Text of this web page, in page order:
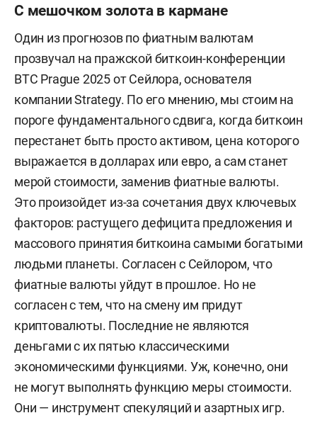
С мешочком золота в кармане
Один из прогнозов по фиатным валютам
прозвучал на пражской биткоин-конференции
BTC Prague 2025 от Сейлора, основателя
компании Strategy. По его мнению, мы стоим на
пороге фундаментального сдвига, когда биткоин
перестанет быть просто активом, цена которого
выражается в долларах или евро, а сам станет
мерой стоимости, заменив фиатные валюты.
Это произойдет из-за сочетания двух ключевых
факторов: растущего дефицита предложения и
массового принятия биткоина самыми богатыми
людьми планеты. Согласен с Сейлором, что
фиатные валюты уйдут в прошлое. Но не
согласен с тем, что на смену им придут
криптовалюты. Последние не являются
деньгами с их пятью классическими
экономическими функциями. Уж, конечно, они
не могут выполнять функцию меры стоимости.
Они — инструмент спекуляций и азартных игр.